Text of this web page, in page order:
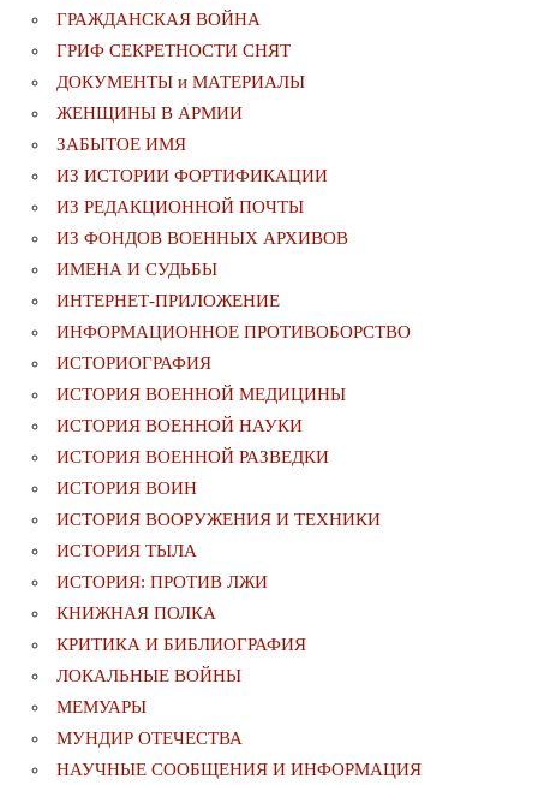
ГРАЖДАНСКАЯ ВОЙНА
ГРИФ СЕКРЕТНОСТИ СНЯТ
ДОКУМЕНТЫ и МАТЕРИАЛЫ
ЖЕНЩИНЫ В АРМИИ
ЗАБЫТОЕ ИМЯ
ИЗ ИСТОРИИ ФОРТИФИКАЦИИ
ИЗ РЕДАКЦИОННОЙ ПОЧТЫ
ИЗ ФОНДОВ ВОЕННЫХ АРХИВОВ
ИМЕНА И СУДЬБЫ
ИНТЕРНЕТ-ПРИЛОЖЕНИЕ
ИНФОРМАЦИОННОЕ ПРОТИВОБОРСТВО
ИСТОРИОГРАФИЯ
ИСТОРИЯ ВОЕННОЙ МЕДИЦИНЫ
ИСТОРИЯ ВОЕННОЙ НАУКИ
ИСТОРИЯ ВОЕННОЙ РАЗВЕДКИ
ИСТОРИЯ ВОИН
ИСТОРИЯ ВООРУЖЕНИЯ И ТЕХНИКИ
ИСТОРИЯ ТЫЛА
ИСТОРИЯ: ПРОТИВ ЛЖИ
КНИЖНАЯ ПОЛКА
КРИТИКА И БИБЛИОГРАФИЯ
ЛОКАЛЬНЫЕ ВОЙНЫ
МЕМУАРЫ
МУНДИР ОТЕЧЕСТВА
НАУЧНЫЕ СООБЩЕНИЯ И ИНФОРМАЦИЯ